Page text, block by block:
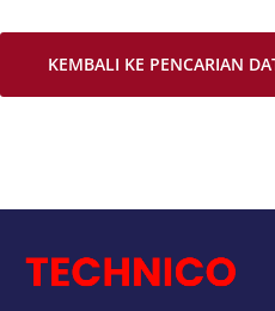
KEMBALI KE PENCARIAN